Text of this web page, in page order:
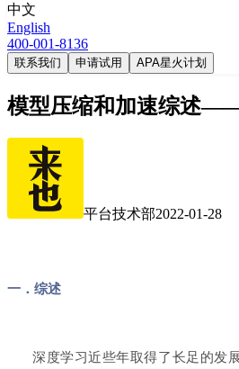
中文
English
400-001-8136
联系我们 申请试用 APA星火计划
模型压缩和加速综述
平台技术部2022-01-28
一．综述
深度学习近些年取得了长足的发